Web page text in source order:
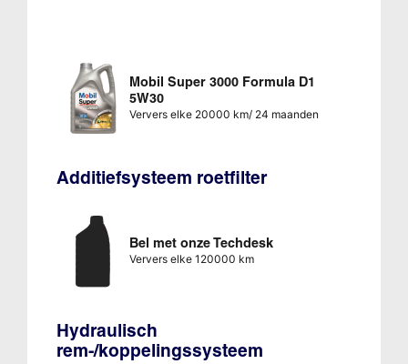
Mobil Super 3000 Formula D1
5W30
Ververs elke 20000 km/ 24 maanden
Additiefsysteem roetfilter
Bel met onze Techdesk
Ververs elke 120000 km
Hydraulisch
rem-/koppelingssysteem